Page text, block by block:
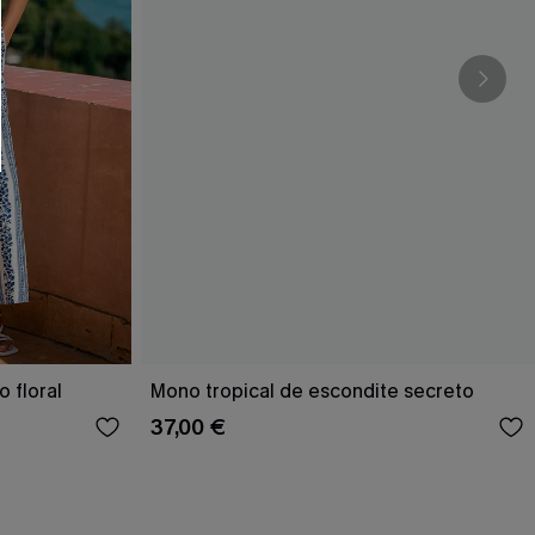
floral Mono tropical de escondite secreto
37,00 €
formulario, usted acepta nuestros
, y además acepta recibir correos
de Cupshe en cualquier momento del
compra. Podemos utilizar la
y ofertas adaptados a su perfil.